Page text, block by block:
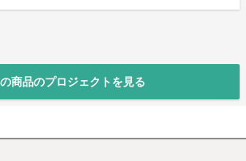
商品のプロジェクトを見る